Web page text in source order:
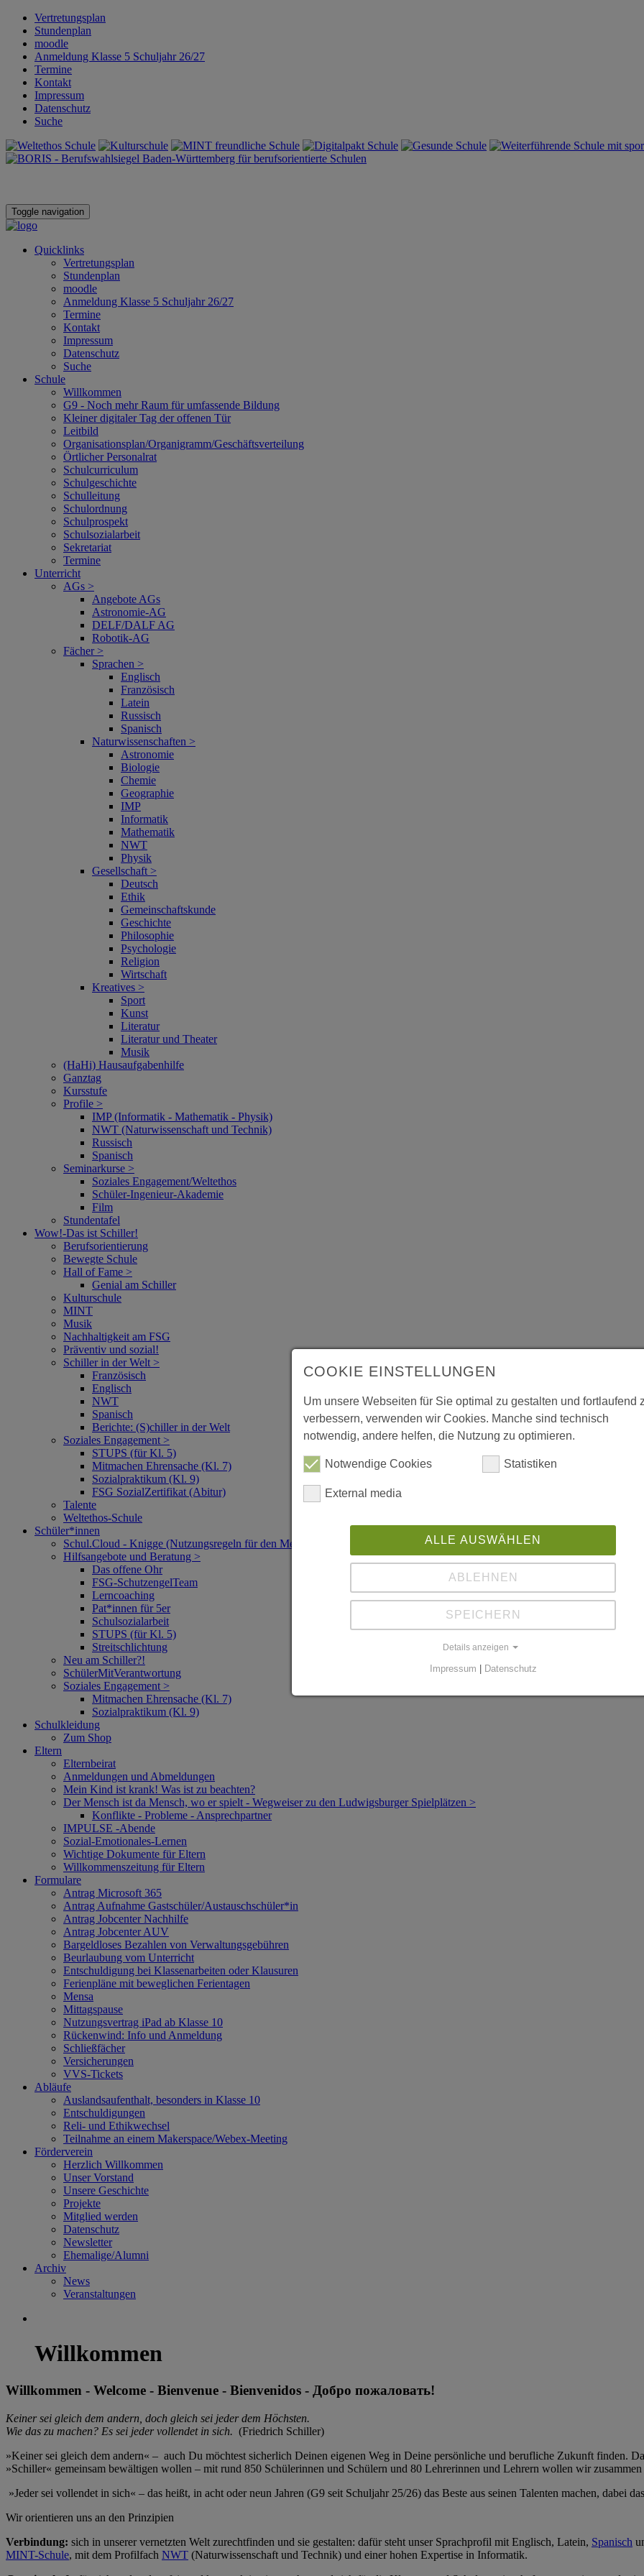
Vertretungsplan
Stundenplan
moodle
Anmeldung Klasse 5 Schuljahr 26/27
Termine
Kontakt
Impressum
Datenschutz
Suche
Toggle navigation
Quicklinks
Vertretungsplan
Stundenplan
moodle
Anmeldung Klasse 5 Schuljahr 26/27
Termine
Kontakt
Impressum
Datenschutz
Suche
Schule
Willkommen
G9 - Noch mehr Raum für umfassende Bildung
Kleiner digitaler Tag der offenen Tür
Leitbild
Organisationsplan/Organigramm/Geschäftsverteilung
Örtlicher Personalrat
Schulcurriculum
Schulgeschichte
Schulleitung
Schulordnung
Schulprospekt
Schulsozialarbeit
Sekretariat
Termine
Unterricht
AGs >
Angebote AGs
Astronomie-AG
DELF/DALF AG
Robotik-AG
Fächer >
Sprachen >
Englisch
Französisch
Latein
Russisch
Spanisch
Naturwissenschaften >
Astronomie
Biologie
Chemie
Geographie
IMP
Informatik
Mathematik
NWT
Physik
Gesellschaft >
Deutsch
Ethik
Gemeinschaftskunde
Geschichte
Philosophie
Psychologie
Religion
Wirtschaft
Kreatives >
Sport
Kunst
Literatur
Literatur und Theater
Musik
(HaHi) Hausaufgabenhilfe
Ganztag
Kursstufe
Profile >
IMP (Informatik - Mathematik - Physik)
NWT (Naturwissenschaft und Technik)
Russisch
Spanisch
Seminarkurse >
Soziales Engagement/Weltethos
Schüler-Ingenieur-Akademie
Film
Stundentafel
Wow!‑Das ist Schiller!
Berufsorientierung
Bewegte Schule
Hall of Fame >
Genial am Schiller
Kulturschule
MINT
Musik
Nachhaltigkeit am FSG
Präventiv und sozial!
Schiller in der Welt >
Französisch
Englisch
NWT
Spanisch
Berichte: (S)chiller in der Welt
Soziales Engagement >
STUPS (für Kl. 5)
Mitmachen Ehrensache (Kl. 7)
Sozialpraktikum (Kl. 9)
FSG SozialZertifikat (Abitur)
Talente
Weltethos-Schule
Schüler*innen
Schul.Cloud - Knigge (Nutzungsregeln für den Messenger)
Hilfsangebote und Beratung >
Das offene Ohr
FSG-SchutzengelTeam
Lerncoaching
Pat*innen für 5er
Schulsozialarbeit
STUPS (für Kl. 5)
Streitschlichtung
Neu am Schiller?!
SchülerMitVerantwortung
Soziales Engagement >
Mitmachen Ehrensache (Kl. 7)
Sozialpraktikum (Kl. 9)
Schulkleidung
Zum Shop
Eltern
Elternbeirat
Anmeldungen und Abmeldungen
Mein Kind ist krank! Was ist zu beachten?
Der Mensch ist da Mensch, wo er spielt - Wegweiser zu den Ludwigsburger Spielplätzen >
Konflikte - Probleme - Ansprechpartner
IMPULSE -Abende
Sozial-Emotionales-Lernen
Wichtige Dokumente für Eltern
Willkommenszeitung für Eltern
Formulare
Antrag Microsoft 365
Antrag Aufnahme Gastschüler/Austauschschüler*in
Antrag Jobcenter Nachhilfe
Antrag Jobcenter AUV
Bargeldloses Bezahlen von Verwaltungsgebühren
Beurlaubung vom Unterricht
Entschuldigung bei Klassenarbeiten oder Klausuren
Ferienpläne mit beweglichen Ferientagen
Mensa
Mittagspause
Nutzungsvertrag iPad ab Klasse 10
Rückenwind: Info und Anmeldung
Schließfächer
Versicherungen
VVS-Tickets
Abläufe
Auslandsaufenthalt, besonders in Klasse 10
Entschuldigungen
Reli- und Ethikwechsel
Teilnahme an einem Makerspace/Webex-Meeting
Förderverein
Herzlich Willkommen
Unser Vorstand
Unsere Geschichte
Projekte
Mitglied werden
Datenschutz
Newsletter
Ehemalige/Alumni
Archiv
News
Veranstaltungen
Willkommen
Willkommen - Welcome - Bienvenue - Bienvenidos - Добро пожаловать!
Keiner sei gleich dem andern, doch gleich sei jeder dem Höchsten.
Wie das zu machen? Es sei jeder vollendet in sich. (Friedrich Schiller)
»Keiner sei gleich dem andern« – auch Du möchtest sicherlich Deinen eigenen Weg in Deine persönliche und berufliche Zukunft finden.
»Schiller« gemeinsam bewältigen wollen – mit rund 850 Schülerinnen und Schülern und 80 Lehrerinnen und Lehrern wollen wir
»Jeder sei vollendet in sich« – das heißt, in acht oder neun Jahren (G9 seit Schuljahr 25/26) das Beste aus seinen Talenten machen, dabei
Wir orientieren uns an den Prinzipien
Verbindung: sich in unserer vernetzten Welt zurechtfinden und sie gestalten: dafür steht unser Sprachprofil mit Englisch, Latein, Spanisch
MINT-Schule, mit dem Profilfach NWT (Naturwissenschaft und Technik) und einer hohen Expertise in Informatik.
COOKIE EINSTELLUNGEN
Um unsere Webseiten für Sie optimal zu gestalten und fortlaufend
verbessern, verwenden wir Cookies. Manche sind technisch
notwendig, andere helfen, die Nutzung zu optimieren.
Notwendige Cookies Statistiken
External media
ALLE AUSWÄHLEN
ABLEHNEN
SPEICHERN
Details anzeigen
Impressum Datenschutz